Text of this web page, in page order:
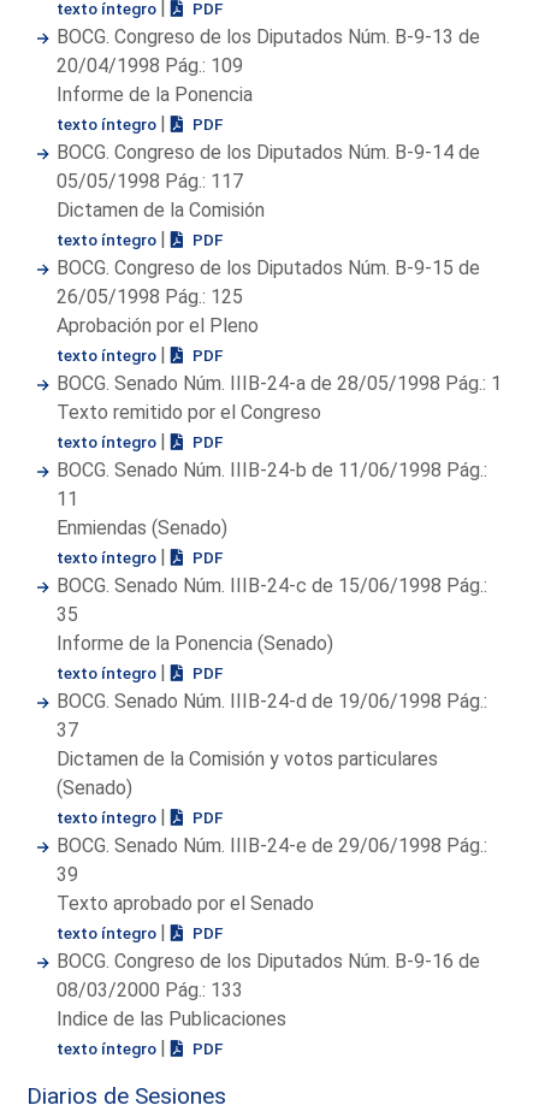
texto íntegro | PDF
BOCG. Congreso de los Diputados Núm. B-9-13 de
20/04/1998 Pág.: 109
Informe de la Ponencia
texto íntegro | PDF
BOCG. Congreso de los Diputados Núm. B-9-14 de
05/05/1998 Pág.: 117
Dictamen de la Comisión
texto íntegro | PDF
BOCG. Congreso de los Diputados Núm. B-9-15 de
26/05/1998 Pág.: 125
Aprobación por el Pleno
texto íntegro | PDF
BOCG. Senado Núm. IIIB-24-a de 28/05/1998 Pág.: 1
Texto remitido por el Congreso
texto íntegro | PDF
BOCG. Senado Núm. IIIB-24-b de 11/06/1998 Pág.:
11
Enmiendas (Senado)
texto íntegro | PDF
BOCG. Senado Núm. IIIB-24-c de 15/06/1998 Pág.:
35
Informe de la Ponencia (Senado)
texto íntegro | PDF
BOCG. Senado Núm. IIIB-24-d de 19/06/1998 Pág.:
37
Dictamen de la Comisión y votos particulares
(Senado)
texto íntegro | PDF
BOCG. Senado Núm. IIIB-24-e de 29/06/1998 Pág.:
39
Texto aprobado por el Senado
texto íntegro | PDF
BOCG. Congreso de los Diputados Núm. B-9-16 de
08/03/2000 Pág.: 133
Indice de las Publicaciones
texto íntegro | PDF
Diarios de Sesiones